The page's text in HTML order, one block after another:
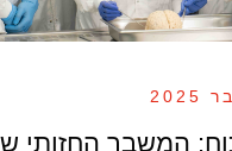
המשבר החזותי